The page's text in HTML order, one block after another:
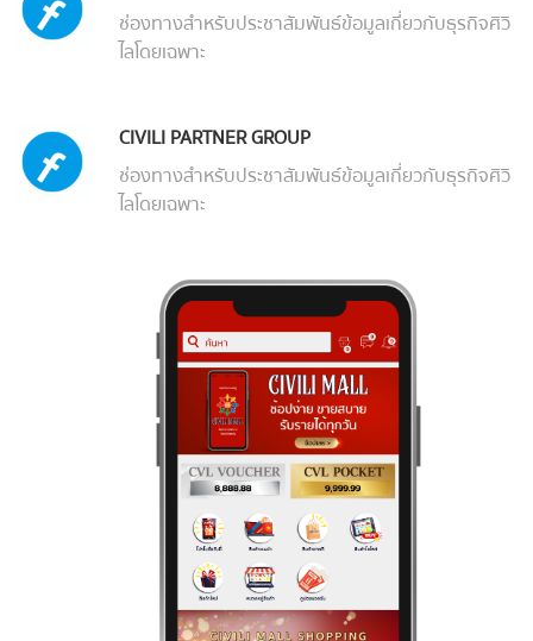
ช่องทางสำหรับประชาสัมพันธ์ข้อมูลเกี่ยวกับธุรกิจศิวิ
ไลโดยเฉพาะ
CIVILI PARTNER GROUP
ช่องทางสำหรับประชาสัมพันธ์ข้อมูลเกี่ยวกับธุรกิจศิวิ
ไลโดยเฉพาะ